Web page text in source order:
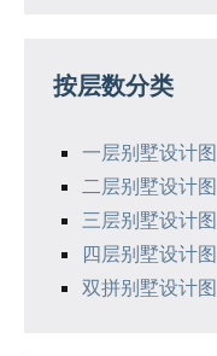
按层数分类
一层别墅设计图
二层别墅设计图
三层别墅设计图
四层别墅设计图
双拼别墅设计图